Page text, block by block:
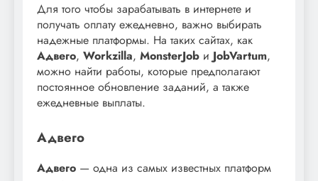
Для того чтобы зарабатывать в интернете и
получать оплату ежедневно, важно выбирать
надежные платформы. На таких сайтах, как
Адвего, Workzilla, MonsterJob и JobVartum,
можно найти работы, которые предполагают
постоянное обновление заданий, а также
ежедневные выплаты.
Адвего
Адвего — одна из самых известных платформ